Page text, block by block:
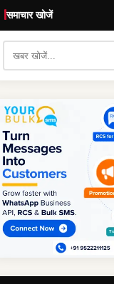
समाचार खोजें